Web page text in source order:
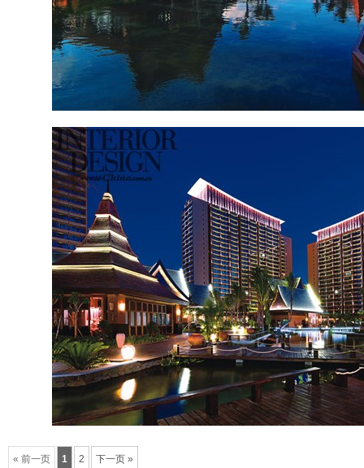
« 前一页 1 2 下一页 »